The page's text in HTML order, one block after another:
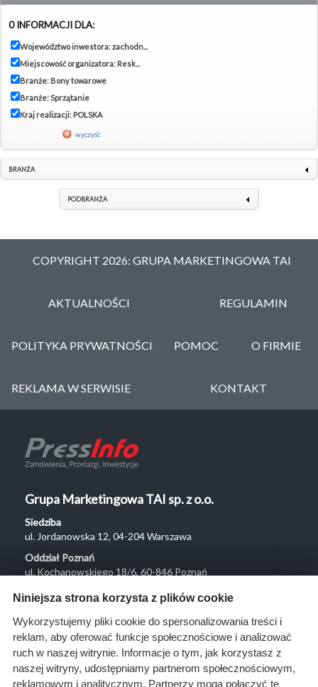
0 INFORMACJI DLA:
Województwo inwestora: zachodn...
Miejscowość organizatora: Resk...
Branże: Bony towarowe
Branże: Sprzątanie
Kraj realizacji: POLSKA
wyczyść
BRANŻA
PODBRANŻA
COPYRIGHT 2026: GRUPA MARKETINGOWA TAI
AKTUALNOŚCI REGULAMIN
POLITYKA PRYWATNOŚCI POMOC O FIRMIE
REKLAMA W SERWISIE KONTAKT
Grupa Marketingowa TAI sp. z o.o.
Siedziba
ul. Jordanowska 12, 04-204 Warszawa
Oddział Poznań
ul. Kochanowskiego 18/6, 60-846 Poznań
Menu
O nas
Rozwiązania
Monitoring
przetargów
Niniejsza strona korzysta z plików cookie
Wykorzystujemy pliki cookie do spersonalizowania treści i
reklam, aby oferować funkcje społecznościowe i analizować
ruch w naszej witrynie. Informacje o tym, jak korzystasz z
naszej witryny, udostępniamy partnerom społecznościowym,
reklamowym i analitycznym. Partnerzy mogą połączyć te